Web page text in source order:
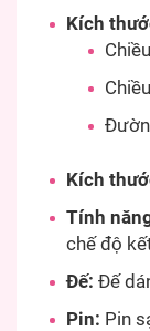
Kích
Kích
Tính
chế độ
Đế: Đế
Pin: Pin